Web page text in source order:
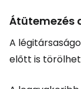
Átütemezés
A
előtt is